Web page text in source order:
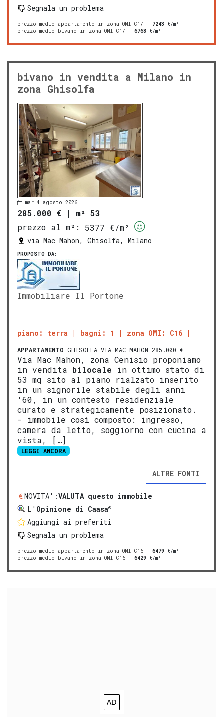
Segnala un problema
prezzo medio appartamento in zona OMI C17 : 7243 €/m²
prezzo medio bivano in zona OMI C17 : 6768 €/m²
bivano in vendita a Milano in
zona Ghisolfa
mar 4 agosto 2026
285.000 € | m² 53
prezzo al m²:
5377 €/m²
via Mac Mahon, Ghisolfa, Milano
PROPOSTO DA:
Immobiliare Il Portone
piano: terra bagni: 1 zona OMI: C16
APPARTAMENTO GHISOLFA VIA MAC MAHON 285.000 €
Via Mac Mahon, zona Cenisio proponiamo
in vendita bilocale in ottimo stato di
53 mq sito al piano rialzato inserito
in un signorile stabile degli anni
'60, in un contesto residenziale
curato e strategicamente posizionato.
- immobile così composto: ingresso,
camera da letto, soggiorno con cucina a
vista, […]
LEGGI ANCORA
ALTRE FONTI
NOVITA':VALUTA questo immobile
L' Opinione di Caasa®
Aggiungi ai preferiti
Segnala un problema
prezzo medio appartamento in zona OMI C16 : 6479 €/m²
prezzo medio bivano in zona OMI C16 : 6429 €/m²